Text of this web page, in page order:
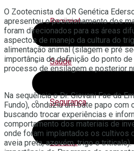
Regional
Saúde
Segurança
Trânsito
O Zootecnista da OR Genética
apresentou o posicionamento dos
foram direcionados para as áreas
aspectos de manejo da cultura do
alimentação animal (silagem e pré
importância da definição do ponto
processo de ensilagem e posterior
Na sequência o Dr. Giovani Fae da
Fundo), conduziu um bate papo
buscando trocar experiências e
comportamento dos materiais de
onde foram implantados os cultivos
aveia preta, azevém, trigo e